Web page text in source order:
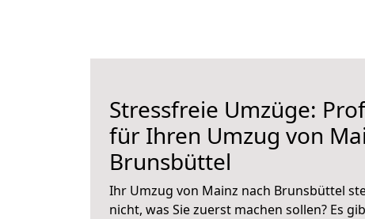
Stressfreie Umzüge:
für Ihren Umzug von
Brunsbüttel
Ihr Umzug von Mainz nach Brunsbüttel
nicht, was Sie zuerst machen sollen? Es